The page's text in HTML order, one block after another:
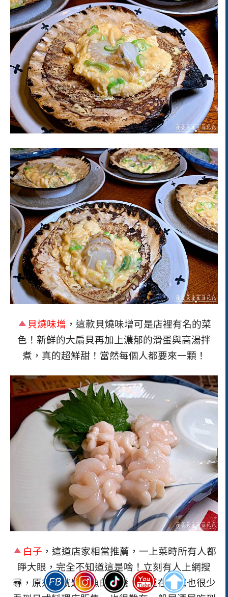
貝燒味增 ，這款貝燒味增可是店裡有名的菜
色！ 新鮮的大扇貝再加上濃郁的滑蛋與高湯拌
煮，真的超鮮甜！當然每個人都要來一顆！
白子 ，這道店家相當推薦，一上菜時所有人都
睜大眼，完全不知道這是啥！立刻有人上網搜
尋，原來它就是鱈魚的精囊！這道在台灣也很少